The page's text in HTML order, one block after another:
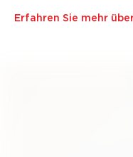
Erfahren Sie mehr